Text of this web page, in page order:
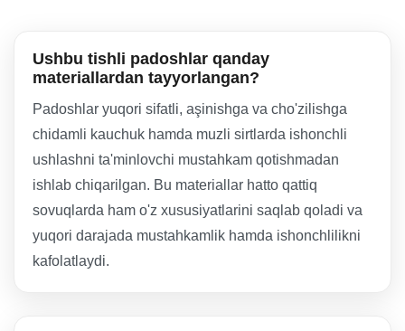
Ushbu tishli padoshlar qanday
materiallardan tayyorlangan?
Padoshlar yuqori sifatli, aşinishga va cho'zilishga
chidamli kauchuk hamda muzli sirtlarda ishonchli
ushlashni ta'minlovchi mustahkam qotishmadan
ishlab chiqarilgan. Bu materiallar hatto qattiq
sovuqlarda ham o'z xususiyatlarini saqlab qoladi va
yuqori darajada mustahkamlik hamda ishonchlilikni
kafolatlaydi.